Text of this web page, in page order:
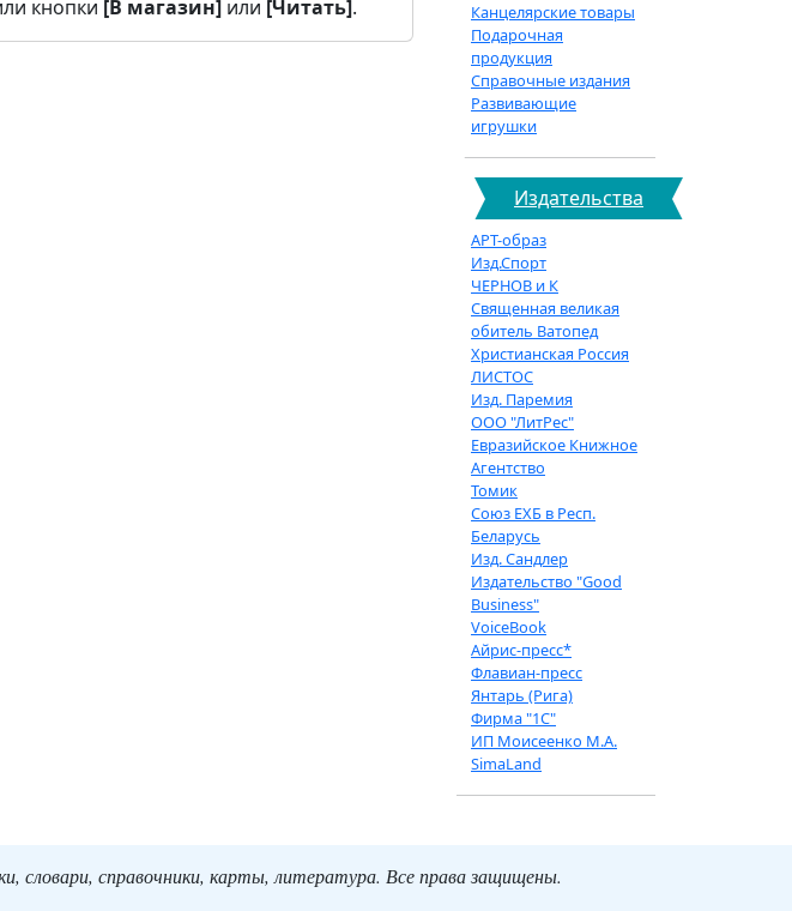
кнопки [В магазин] или [Читать].
Канцелярские товары
Подарочная
продукция
Справочные издания
Развивающие
игрушки
Издательства
АРТ-образ
Изд.Спорт
ЧЕРНОВ и К
Священная великая
обитель Ватопед
Христианская Россия
ЛИСТОС
Изд. Паремия
ООО "ЛитРес"
Евразийское Книжное
Агентство
Томик
Союз ЕХБ в Респ.
Беларусь
Изд. Сандлер
Издательство "Good
Business"
VoiceBook
Айрис-пресс*
Флавиан-пресс
Янтарь (Рига)
Фирма "1С"
ИП Моисеенко М.А.
SimaLand
словари, справочники, карты, литература. Все права защищены.